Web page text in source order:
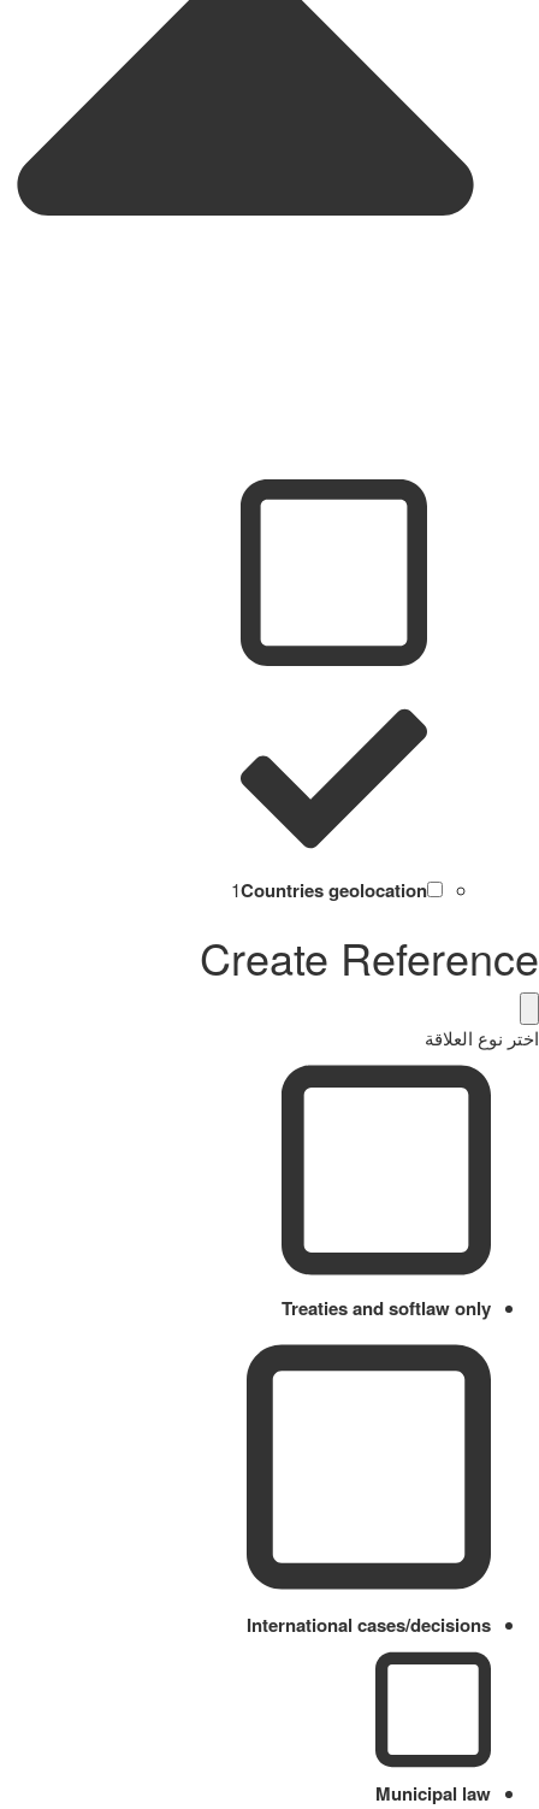
Countries geolocation
1
Create Reference
اختر نوع العلاقة
Treaties and softlaw only
International cases/decisions
Municipal law